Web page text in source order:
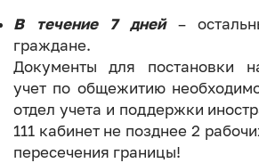
В течение 7 дней–
граждане.
Документы для постановки
учет по общежитию
отдел учета и поддержки
111 кабинет не позднее 2
пересечения границы!